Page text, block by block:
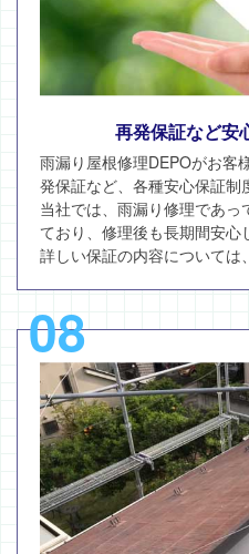
再発保証など安
雨漏り屋根修理DEPOがお客
発保証など、各種安心保証制
当社では、雨漏り修理であ
ており、修理後も長期間安心
詳しい保証の内容については
08